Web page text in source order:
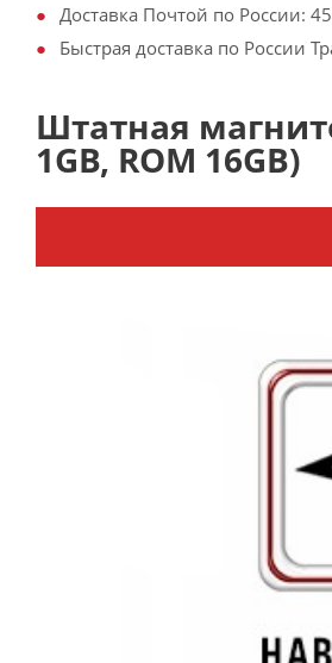
Доставка Почтой по России:
Быстрая доставка по России
Штатная
1GB, ROM 16GB)